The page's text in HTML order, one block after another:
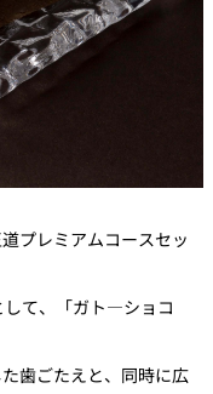
プレミアムコースセッ
して、「ガト―ショコ
歯ごたえと、同時に広